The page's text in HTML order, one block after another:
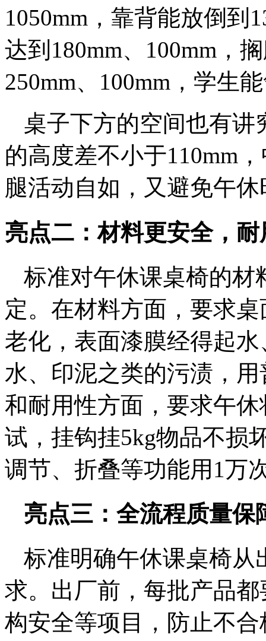
1050mm，靠背能放倒到
达到180mm、100mm，
250mm、100mm，学生
桌子下方的空间也有讲
的高度差不小于110mm
腿活动自如，又避免午
亮点二：材料更安全，
标准对午休课桌椅的材
定。在材料方面，要求
老化，表面漆膜经得起
水、印泥之类的污渍，
和耐用性方面，要求午
试，挂钩挂5kg物品不损
调节、折叠等功能用1万
亮点三：全流程质量保
标准明确午休课桌椅从
求。出厂前，每批产品
构安全等项目，防止不